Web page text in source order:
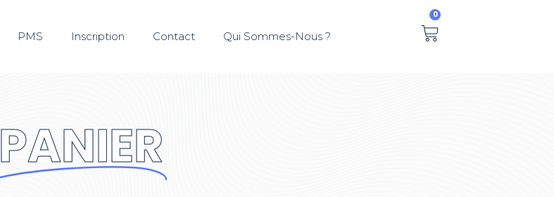
PMS Inscription Contact Qui Sommes-Nous ?
0
PANIER